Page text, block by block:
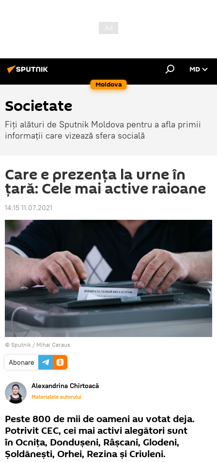
Moldova
MD
Societate
Fiți alături de Sputnik Moldova pentru a afla primii
informații care vizează sfera socială
Care e prezența la urne în
țară: Cele mai active raioane
14:15 11.07.2021
© Sputnik / Mihai Caraus
Abonare
Alexandrina Chirtoacă
Materialele autorului
Peste 800 de mii de oameni au votat deja.
Potrivit CEC, cei mai activi alegători sunt
în Ocnița, Dondușeni, Râșcani, Glodeni,
Șoldănești, Orhei, Rezina și Criuleni.